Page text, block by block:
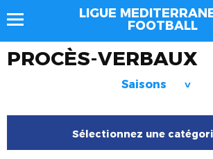
LIGUE
FOOTBALL
PROCÈS-VERBAUX
Saisons >
Sélectionnez une